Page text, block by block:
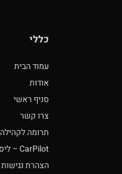
כללי
עמוד הבית
אודות
סניף ראשי
צרו קשר
תרומה לקהילה
CarPilot – ליסינג פרטי
הצהרת נגישות